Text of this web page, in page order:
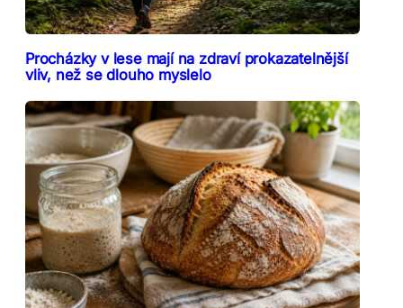
Procházky v lese mají na zdraví prokazatelnější
vliv, než se dlouho myslelo